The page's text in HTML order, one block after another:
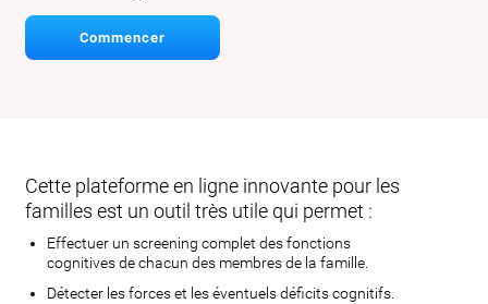
Commencer
Cette plateforme en ligne innovante pour les
familles est un outil très utile qui permet :
Effectuer un screening complet des fonctions
cognitives de chacun des membres de la famille.
Détecter les forces et les éventuels déficits cognitifs.